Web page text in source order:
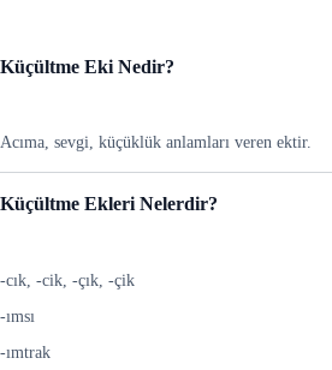
Küçültme Eki Nedir?
Acıma, sevgi, küçüklük anlamları veren ektir.
Küçültme Ekleri Nelerdir?
-cık, -cik, -çık, -çik
-ımsı
-ımtrak